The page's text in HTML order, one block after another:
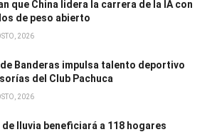
que China lidera la carrera de la IA con
de peso abierto
2026
de Banderas impulsa talento deportivo
del Club Pachuca
2026
de lluvia beneficiará a 118 hogares